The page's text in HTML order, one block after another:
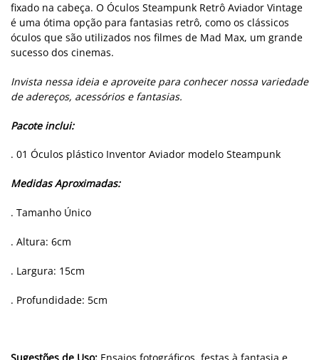
fixado na cabeça. O Óculos Steampunk Retrô Aviador Vintage
é uma ótima opção para fantasias retrô, como os clássicos
óculos que são utilizados nos filmes de Mad Max, um grande
sucesso dos cinemas.
Invista nessa ideia e aproveite para conhecer nossa variedade
de adereços, acessórios e fantasias.
Pacote inclui:
. 01 Óculos plástico Inventor Aviador modelo Steampunk
Medidas Aproximadas:
. Tamanho Único
. Altura: 6cm
. Largura: 15cm
. Profundidade: 5cm